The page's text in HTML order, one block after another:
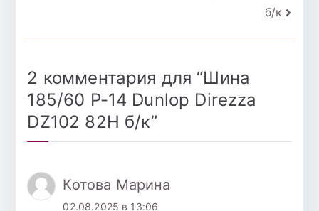
б/к
2 комментария для “Шина
185/60 Р-14 Dunlop Direzza
DZ102 82H б/к”
Котова Марина
02.08.2025 в 13:06